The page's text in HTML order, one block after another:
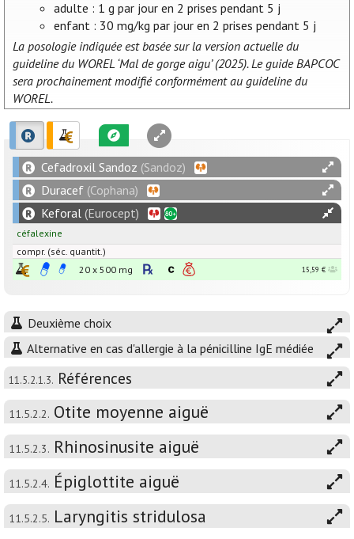
adulte : 1 g par jour en 2 prises pendant 5 j
enfant : 30 mg/kg par jour en 2 prises pendant 5 j
La posologie indiquée est basée sur la version actuelle du
guideline du WOREL ‘Mal de gorge aigu’ (2025). Le guide BAPCOC
sera prochainement modifié conformément au guideline du
WOREL.
Cefadroxil Sandoz (Sandoz)
Duracef (Cophana)
Keforal (Eurocept)
céfalexine
compr. (séc. quantit.)
20 x 500 mg 15,59 €
Deuxième choix
Alternative en cas d'allergie à la pénicilline IgE médiée
11.5.2.1.3. Références
11.5.2.2. Otite moyenne aiguë
11.5.2.3. Rhinosinusite aiguë
11.5.2.4. Épiglottite aiguë
11.5.2.5. Laryngitis stridulosa